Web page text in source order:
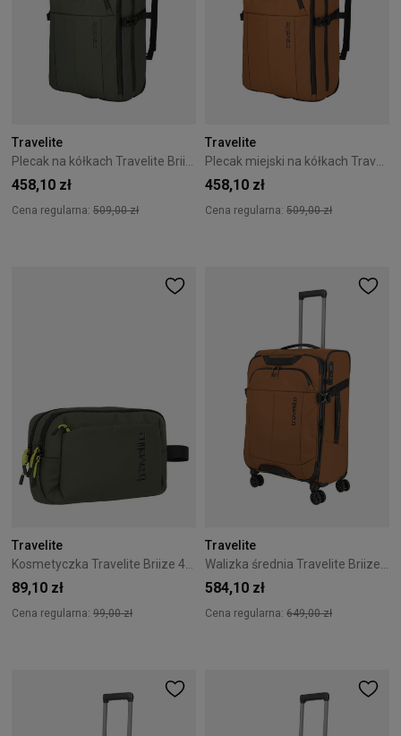
Travelite
458,10 zł
Cena regularna: 509,00 zł
Travelite
458,10 zł
Cena regularna: 509,00 zł
Travelite
89,10 zł
Cena regularna: 99,00 zł
Travelite
584,10 zł
Cena regularna: 649,00 zł